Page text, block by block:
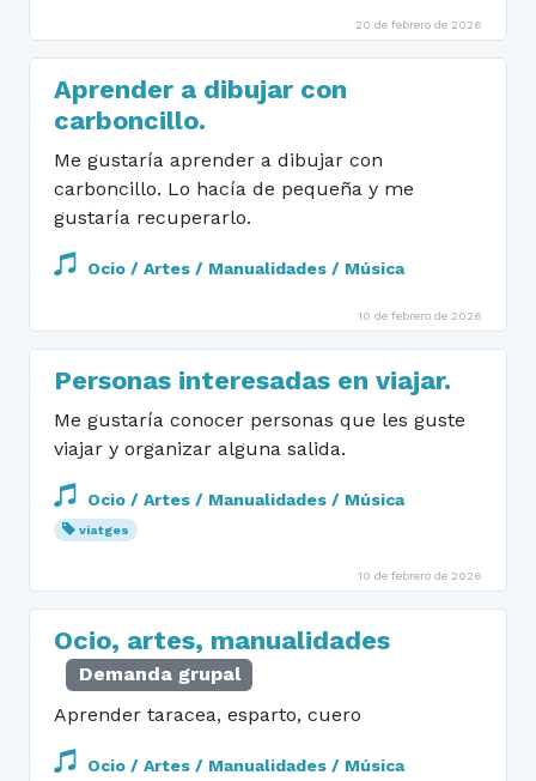
20 de febrero de 2026
Aprender a dibujar con
carboncillo.
Me gustaría aprender a dibujar con
carboncillo. Lo hacía de pequeña y me
gustaría recuperarlo.
Ocio / Artes / Manualidades / Música
10 de febrero de 2026
Personas interesadas en viajar.
Me gustaría conocer personas que les guste
viajar y organizar alguna salida.
Ocio / Artes / Manualidades / Música
viatges
10 de febrero de 2026
Ocio, artes, manualidades
Demanda grupal
Aprender taracea, esparto, cuero
Ocio / Artes / Manualidades / Música